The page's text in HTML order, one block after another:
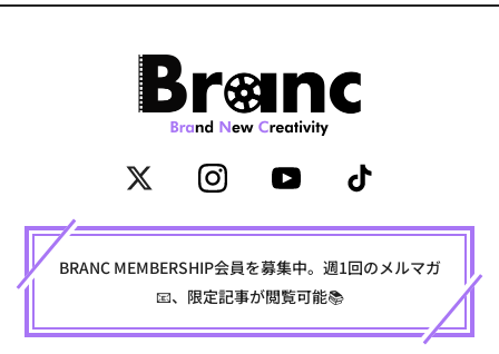
BRANC MEMBERSHIP会員を募集中。週1回のメルマガ
📧、限定記事が閲覧可能📚